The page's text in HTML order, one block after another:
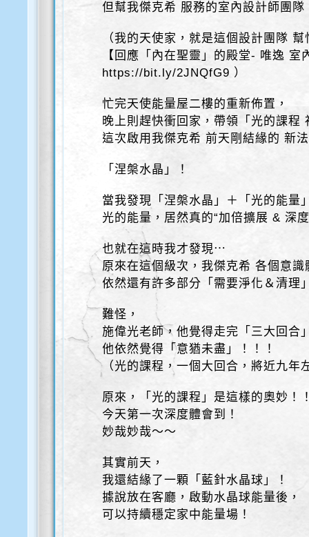
但幫我傑克希 服務的室內設計師團隊
（我的天使家，就是這個設計團隊
【回應「內在聖靈」的殿堂- 唯逸 室
https://bit.ly/2JNQfG9 ）
忙完天使能量屋二樓的重新佈置，
晚上則趕快衝回家，帶領「光的課程
這次啟用我傑克希 前天剛結緣的 新
「涅槃水晶」！
當我發現「涅槃水晶」＋「光的能量
光的能量，居然真的“加倍擴展 & 深
也就在這時我才發現⋯
原來在這個級次，我傑克希 各個意識
依然還有許多部分「需要淨化＆清理
難怪，
施偉光老師，他覺得走完「三大回合
他依然覺得「意猶未盡」！！！
（光的課程，一個大回合，將近九年
原來，「光的課程」是這樣的奧妙！
今天第一次深度體會到！
妙哉妙哉～～
其實前天，
我還結緣了一顆「藍針水晶球」！
據說放在客廳，啟動水晶球能量後，
可以持續穩定家中能量場！